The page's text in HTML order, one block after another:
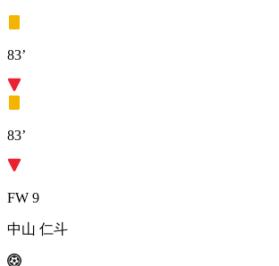
83’
83’
FW 9
中山 仁斗